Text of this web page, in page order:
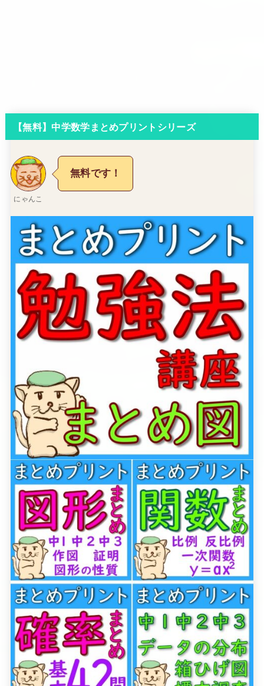
【無料】中学数学まとめプリントシリーズ
にゃんこ
無料です！